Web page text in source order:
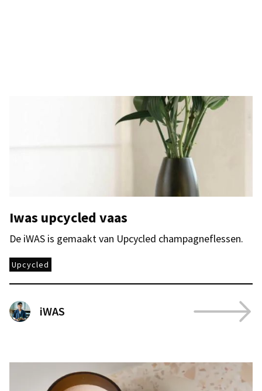
Iwas upcycled vaas
De iWAS is gemaakt van Upcycled champagneflessen.
Upcycled
iWAS